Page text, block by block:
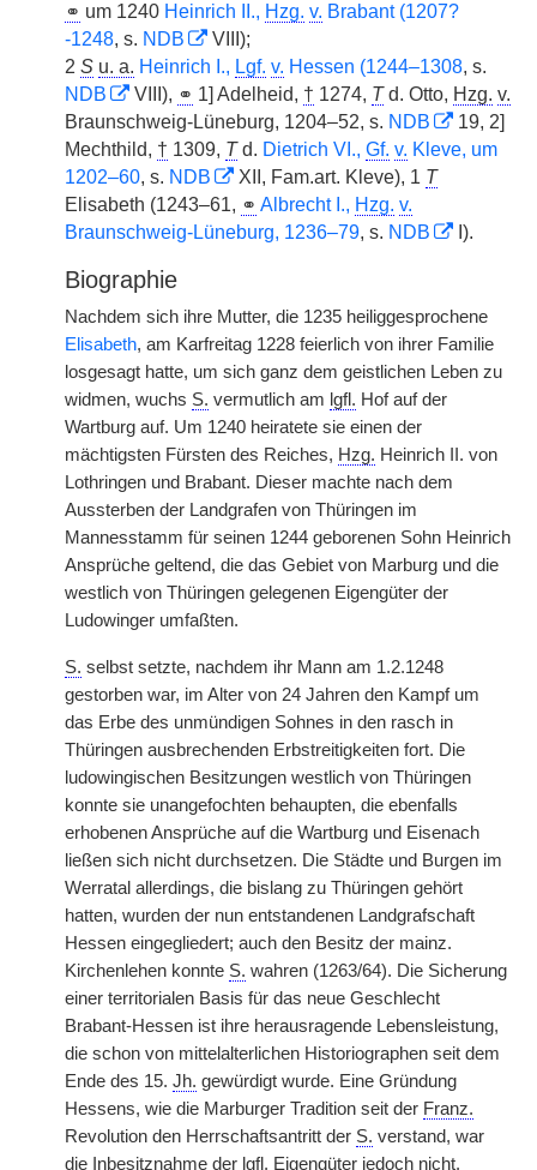
⚭ um 1240 Heinrich II., Hzg. v. Brabant (1207?
-1248, s. NDB
VIII);
2 S u. a. Heinrich I., Lgf. v. Hessen (1244–1308, s.
NDB
VIII), ⚭ 1] Adelheid, † 1274, Td. Otto, Hzg. v.
Braunschweig-Lüneburg, 1204–52, s. NDB
19, 2]
Mechthild, † 1309, Td. Dietrich VI., Gf. v. Kleve, um
1202–60, s. NDB XII, Fam.art. Kleve), 1 T
Elisabeth (1243–61, ⚭ Albrecht I., Hzg. v.
Braunschweig-Lüneburg, 1236–79, s. NDB I).
Biographie
Nachdem sich ihre Mutter, die 1235 heiliggesprochene
Elisabeth, am Karfreitag 1228 feierlich von ihrer Familie
losgesagt hatte, um sich ganz dem geistlichen Leben zu
widmen, wuchs S. vermutlich am lgfl. Hof auf der
Wartburg auf. Um 1240 heiratete sie einen der
mächtigsten Fürsten des Reiches, Hzg. Heinrich II. von
Lothringen und Brabant. Dieser machte nach dem
Aussterben der Landgrafen von Thüringen im
Mannesstamm für seinen 1244 geborenen Sohn Heinrich
Ansprüche geltend, die das Gebiet von Marburg und die
westlich von Thüringen gelegenen Eigengüter der
Ludowinger umfaßten.
S. selbst setzte, nachdem ihr Mann am 1.2.1248
gestorben war, im Alter von 24 Jahren den Kampf um
das Erbe des unmündigen Sohnes in den rasch in
Thüringen ausbrechenden Erbstreitigkeiten fort. Die
ludowingischen Besitzungen westlich von Thüringen
konnte sie unangefochten behaupten, die ebenfalls
erhobenen Ansprüche auf die Wartburg und Eisenach
ließen sich nicht durchsetzen. Die Städte und Burgen im
Werratal allerdings, die bislang zu Thüringen gehört
hatten, wurden der nun entstandenen Landgrafschaft
Hessen eingegliedert; auch den Besitz der mainz.
Kirchenlehen konnte S. wahren (1263/64). Die Sicherung
einer territorialen Basis für das neue Geschlecht
Brabant-Hessen ist ihre herausragende Lebensleistung,
die schon von mittelalterlichen Historiographen seit dem
Ende des 15. Jh. gewürdigt wurde. Eine Gründung
Hessens, wie die Marburger Tradition seit der Franz.
Revolution den Herrschaftsantritt der S. verstand, war
die Inbesitznahme der lgfl. Eigengüter jedoch nicht.